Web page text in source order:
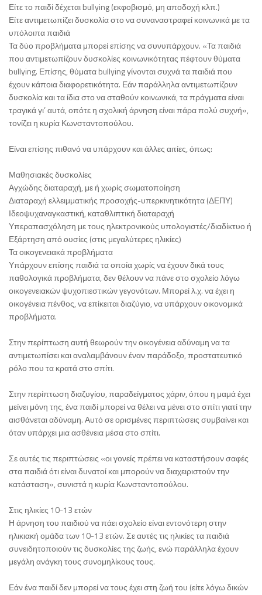
Είτε το παιδί δέχεται bullying (εκφοβισμό, μη αποδοχή κλπ.)
Είτε αντιμετωπίζει δυσκολία στο να συναναστραφεί κοινωνικά με τα
υπόλοιπα παιδιά
Τα δύο προβλήματα μπορεί επίσης να συνυπάρχουν. «Τα παιδιά
που αντιμετωπίζουν δυσκολίες κοινωνικότητας πέφτουν θύματα
bullying. Επίσης, θύματα bullying γίνονται συχνά τα παιδιά που
έχουν κάποια διαφορετικότητα. Εάν παράλληλα αντιμετωπίζουν
δυσκολία και τα ίδια στο να σταθούν κοινωνικά, τα πράγματα είναι
τραγικά γι’ αυτά, οπότε η σχολική άρνηση είναι πάρα πολύ συχνή»,
τονίζει η κυρία Κωνσταντοπούλου.
Είναι επίσης πιθανό να υπάρχουν και άλλες αιτίες, όπως:
Μαθησιακές δυσκολίες
Αγχώδης διαταραχή, με ή χωρίς σωματοποίηση
Διαταραχή ελλειμματικής προσοχής-υπερκινητικότητα (ΔΕΠΥ)
Ιδεοψυχαναγκαστική, καταθλιπτική διαταραχή
Υπεραπασχόληση με τους ηλεκτρονικούς υπολογιστές/διαδίκτυο ή
Εξάρτηση από ουσίες (στις μεγαλύτερες ηλικίες)
Τα οικογενειακά προβλήματα
Υπάρχουν επίσης παιδιά τα οποία χωρίς να έχουν δικά τους
παθολογικά προβλήματα, δεν θέλουν να πάνε στο σχολείο λόγω
οικογενειακών ψυχοπιεστικών γεγονότων. Μπορεί λ.χ. να έχει η
οικογένεια πένθος, να επίκειται διαζύγιο, να υπάρχουν οικονομικά
προβλήματα.
Στην περίπτωση αυτή θεωρούν την οικογένεια αδύναμη να τα
αντιμετωπίσει και αναλαμβάνουν έναν παράδοξο, προστατευτικό
ρόλο που τα κρατά στο σπίτι.
Στην περίπτωση διαζυγίου, παραδείγματος χάριν, όπου η μαμά έχει
μείνει μόνη της, ένα παιδί μπορεί να θέλει να μένει στο σπίτι γιατί την
αισθάνεται αδύναμη. Αυτό σε ορισμένες περιπτώσεις συμβαίνει και
όταν υπάρχει μια ασθένεια μέσα στο σπίτι.
Σε αυτές τις περιπτώσεις «οι γονείς πρέπει να καταστήσουν σαφές
στα παιδιά ότι είναι δυνατοί και μπορούν να διαχειριστούν την
κατάσταση», συνιστά η κυρία Κωνσταντοπούλου.
Στις ηλικίες 10-13 ετών
Η άρνηση του παιδιού να πάει σχολείο είναι εντονότερη στην
ηλικιακή ομάδα των 10-13 ετών. Σε αυτές τις ηλικίες τα παιδιά
συνειδητοποιούν τις δυσκολίες της ζωής, ενώ παράλληλα έχουν
μεγάλη ανάγκη τους συνομηλίκους τους.
Εάν ένα παιδί δεν μπορεί να τους έχει στη ζωή του (είτε λόγω δικών